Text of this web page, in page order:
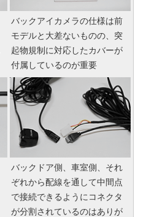
バックアイカメラの仕様は前
モデルと大差ないものの、突
起物規制に対応したカバーが
付属しているのが重要
バックドア側、車室側、それ
ぞれから配線を通して中間点
で接続できるようにコネクタ
が分割されているのはありが